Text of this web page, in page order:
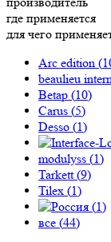
где применяется
для чего
Arc edition (
beaulieu
Betap (10)
Carus (5)
Desso (1)
modulyss (1)
Tarkett (9)
Tilex (1)
(1)
все (44)